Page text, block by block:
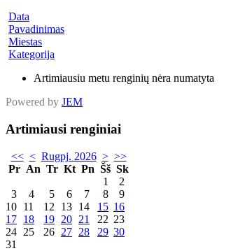
Data
Pavadinimas
Miestas
Kategorija
Artimiausiu metu renginių nėra numatyta
Powered by JEM
Artimiausi renginiai
<< < Rugpj. 2026 > >>
Pr An Tr Kt Pn Šš Sk
1
2
3
4 5 6 7 8
9
10 11 12 13 14 15 16
17 18 19 20 21 22 23
24 25 26 27 28 29 30
31